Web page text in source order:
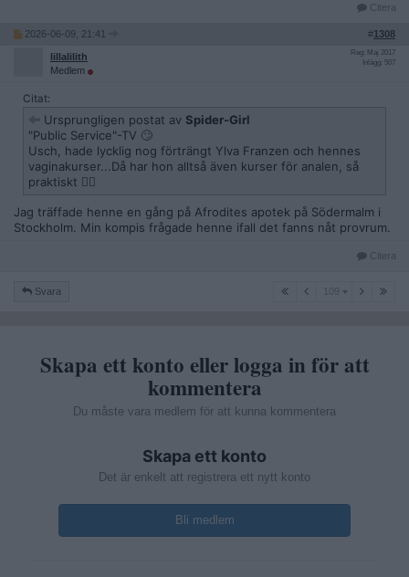
Citera
2026-06-09, 21:41 #1308
lillalilith
Medlem
Reg: Maj 2017
Inlägg: 507
Citat:
Ursprungligen postat av Spider-Girl
"Public Service"-TV 🙄
Usch, hade lycklig nog förträngt Ylva Franzen och hennes
vaginakurser...Då har hon alltså även kurser för analen, så
praktiskt 🤷‍♀️
Jag träffade henne en gång på Afrodites apotek på Södermalm i
Stockholm. Min kompis frågade henne ifall det fanns nåt provrum.
Citera
Svara 109
Skapa ett konto eller logga in för att
kommentera
Du måste vara medlem för att kunna kommentera
Skapa ett konto
Det är enkelt att registrera ett nytt konto
Bli medlem